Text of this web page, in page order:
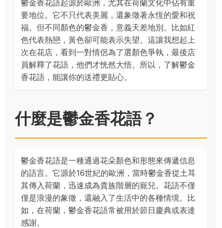
鬱金香花語起源於歐洲，尤其在荷蘭文化中佔有重
要地位。它不只代表美麗，還象徵著永恆的愛和祝
福。但不同顏色的鬱金香，意義天差地別。比如紅
色代表熱戀，黃色卻可能表示失望。這讓我想起上
次在花店，看到一對情侶為了選顏色爭執，最後店
員解釋了花語，他們才恍然大悟。所以，了解鬱金
香花語，能讓你的送禮更貼心。
什麼是鬱金香花語？
鬱金香花語是一種通過花朵顏色和形態來傳遞信息
的語言。它源於16世紀的歐洲，當時鬱金香從土耳
其傳入荷蘭，迅速成為貴族階層的寵兒。花語不僅
僅是浪漫的象徵，還融入了生活中的各種情境。比
如，在荷蘭，鬱金香花語常被用於節日慶典或表達
感謝。